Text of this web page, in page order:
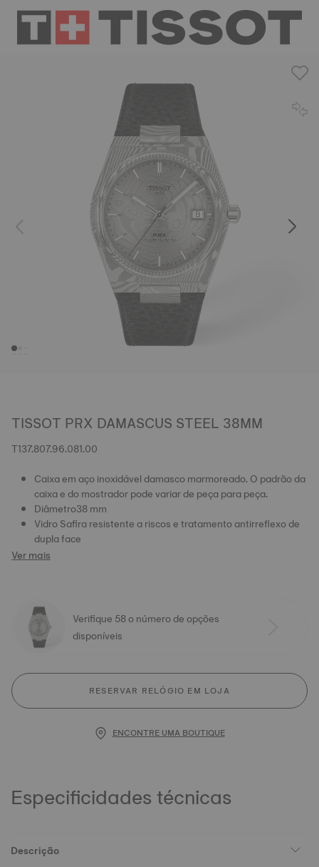
TISSOT PRX DAMASCUS STEEL 38MM
T137.807.96.081.00
Caixa em aço inoxidável damasco marmoreado. O padrão da
caixa e do mostrador pode variar de peça para peça.
Diâmetro38 mm
Vidro Safira resistente a riscos e tratamento antirreflexo de
dupla face
Ver mais
Verifique 58 o número de opções
disponíveis
RESERVAR RELÓGIO EM LOJA
ENCONTRE UMA BOUTIQUE
Especificidades técnicas
Descrição